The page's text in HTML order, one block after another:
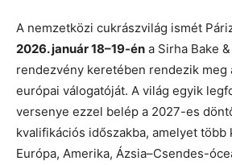
A nemzetközi cukrászvilág ismét
2026. január 18–19-én a Sirha Bake
rendezvény keretében rendezik meg
európai válogatóját. A világ egyik
versenye ezzel belép a 2027-es
kvalifikációs időszakba, amelyet több
Európa, Amerika, Ázsia–Csendes-